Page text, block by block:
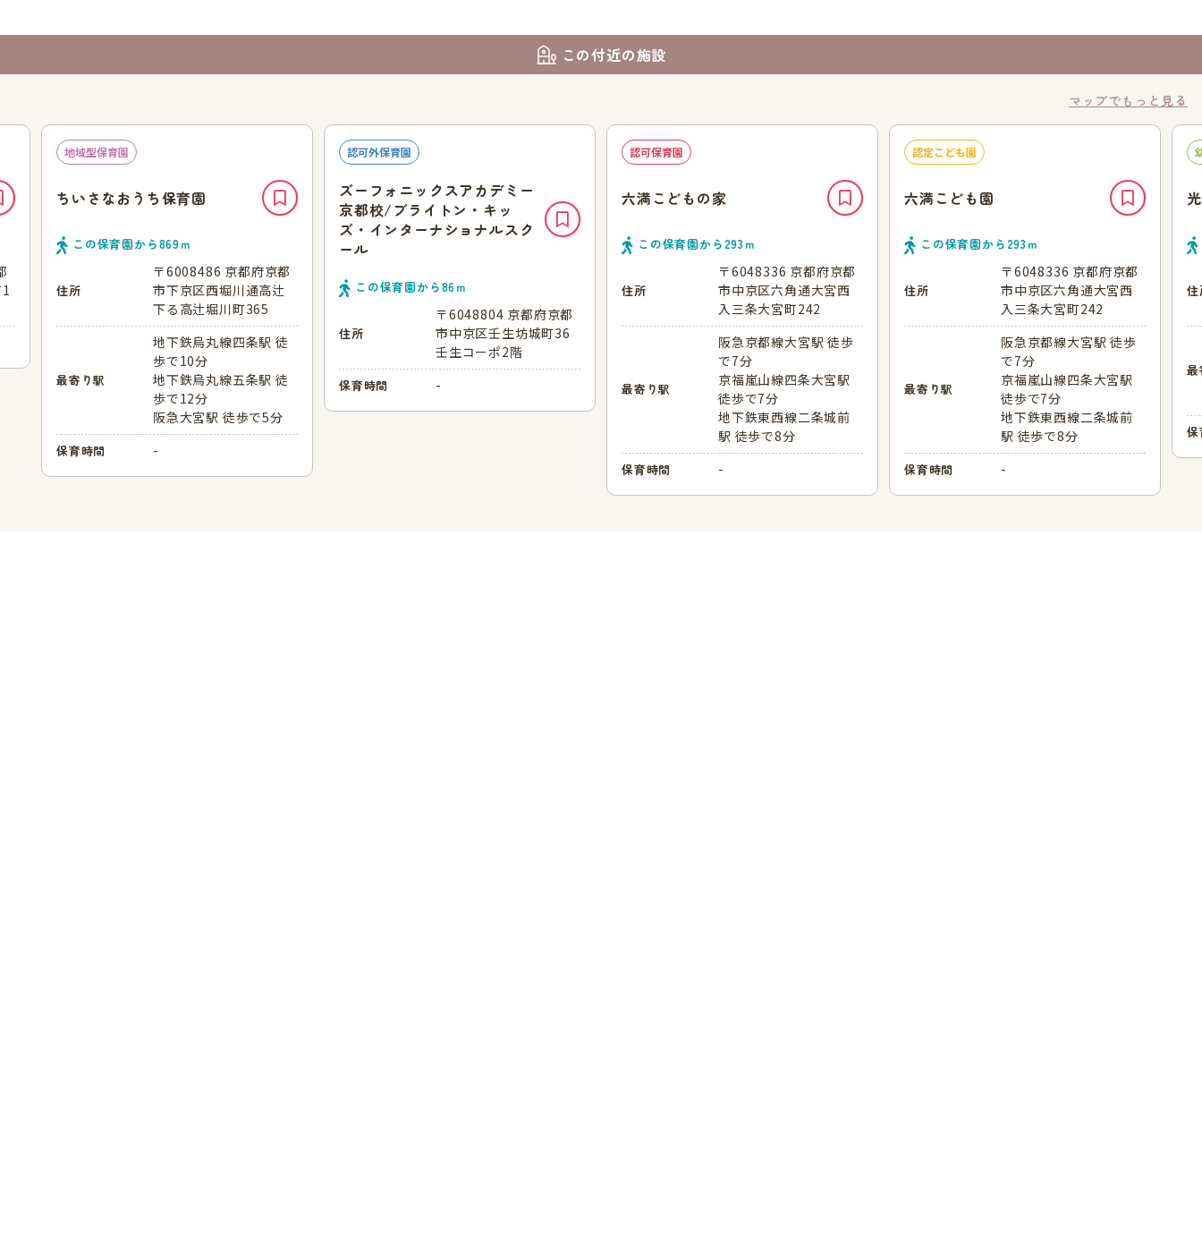
この付近の施設
マップでもっと見る
地域型保育園
ちいさなおうち保育園
この保育園から869ｍ
住所
〒6008486 京都府京都
市下京区西堀川通高辻
下る高辻堀川町365
最寄り駅
地下鉄烏丸線四条駅 徒
歩で10分
地下鉄烏丸線五条駅 徒
歩で12分
阪急大宮駅 徒歩で5分
保育時間 -
認可外保育園
ズーフォニックスアカデミー
京都校/ブライトン・キッ
ズ・インターナショナルスク
ール
この保育園から86ｍ
住所
〒6048804 京都府京都
市中京区壬生坊城町36
壬生コーポ2階
保育時間 -
認可保育園
六満こどもの家
この保育園から 293ｍ
住所
〒6048336 京都府京都
市中京区六角通大宮西
入三条大宮町242
最寄り駅
阪急京都線大宮駅 徒歩
で7分
京福嵐山線四条大宮駅
徒歩で7分
地下鉄東西線二条城前
駅 徒歩で8分
保育時間 -
認定こども園
六満こども園
この保育園から 293ｍ
住所
〒6048336 京都府京都
市中京区六角通大宮西
入三条大宮町242
最寄り駅
阪急京都線大宮駅 徒歩
で7分
京福嵐山線四条大宮駅
徒歩で7分
地下鉄東西線二条城前
駅 徒歩で8分
保育時間 -
住
最
保